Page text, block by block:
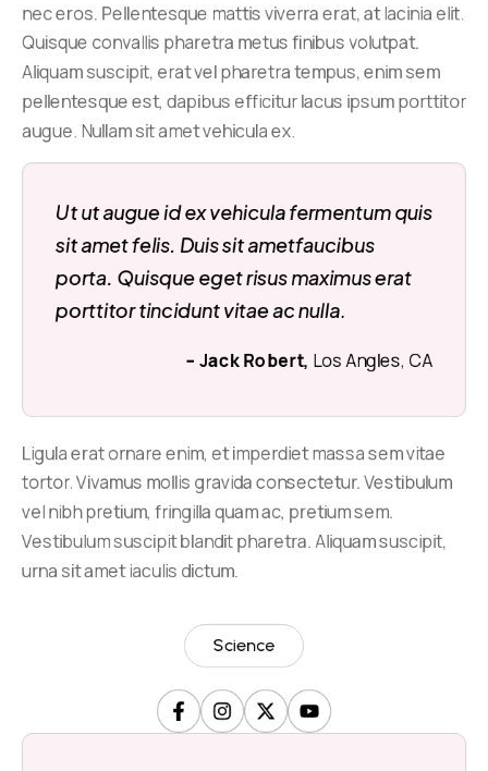
nec eros. Pellentesque mattis viverra erat, at lacinia elit.
Quisque convallis pharetra metus finibus volutpat.
Aliquam suscipit, erat vel pharetra tempus, enim sem
pellentesque est, dapibus efficitur lacus ipsum porttitor
augue. Nullam sit amet vehicula ex.
Ut ut augue id ex vehicula fermentum quis
sit amet felis. Duis sit ametfaucibus
porta. Quisque eget risus maximus erat
porttitor tincidunt vitae ac nulla.
– Jack Robert, Los Angles, CA
Ligula erat ornare enim, et imperdiet massa sem vitae
tortor. Vivamus mollis gravida consectetur. Vestibulum
vel nibh pretium, fringilla quam ac, pretium sem.
Vestibulum suscipit blandit pharetra. Aliquam suscipit,
urna sit amet iaculis dictum.
Science